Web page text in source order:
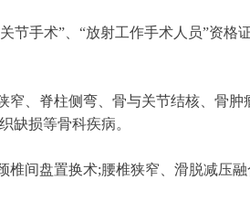
节手术”、“放射工作手术人员”资
窄、脊柱侧弯、骨与关节结核、骨
缺损等骨科疾病。
椎间盘置换术;腰椎狭窄、滑脱减压